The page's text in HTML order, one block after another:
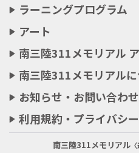
ラーニングプログラム
アート
南三陸311メモリアル
南三陸311メモリアルに
お知らせ・お問い合わせ
利用規約・プライバシ
南三陸311メモリアル